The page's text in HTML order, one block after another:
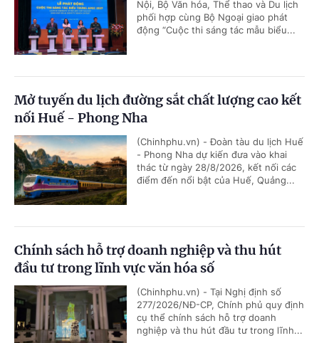
Nội, Bộ Văn hóa, Thể thao và Du lịch
phối hợp cùng Bộ Ngoại giao phát
động “Cuộc thi sáng tác mẫu biểu...
Mở tuyến du lịch đường sắt chất lượng cao kết
nối Huế - Phong Nha
(Chinhphu.vn) - Đoàn tàu du lịch Huế
- Phong Nha dự kiến đưa vào khai
thác từ ngày 28/8/2026, kết nối các
điểm đến nổi bật của Huế, Quảng...
Chính sách hỗ trợ doanh nghiệp và thu hút
đầu tư trong lĩnh vực văn hóa số
(Chinhphu.vn) - Tại Nghị định số
277/2026/NĐ-CP, Chính phủ quy định
cụ thể chính sách hỗ trợ doanh
nghiệp và thu hút đầu tư trong lĩnh...